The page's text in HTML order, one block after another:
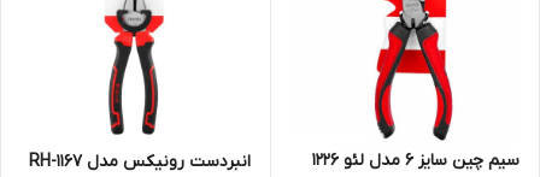
سیم چین سایز 6 مدل لئو 1226
انبردست رونیکس مدل RH-1167